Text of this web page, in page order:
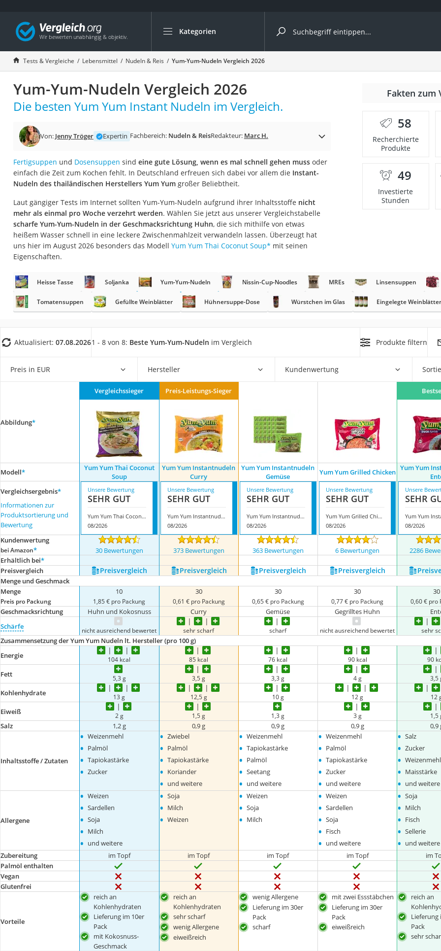
Kategorien
Die beliebtesten Vergleiche nach Kategorie
Lebensmittel
Schwarzkümmelöl
Knäckebrot
Schwarzkümmelöl-Kapseln
Eiklar
Balsamico-Essig
Schwarzkümmelöl bio
Honig
Gemüsebrühe
Eiskaffee-Pulver
Grapefruitkernextrakt
Matcha-Set
Sojasauce
Trüffelöl
Müsli ohne Zuckerzusatz
Service
Tests & Vergleiche Lebensmittel Nudeln & Reis Yum-Yum-Nudeln Vergleich 2026
Yum-Yum-Nudeln Vergleich 2026
Die besten Yum Yum Instant Nudeln im Vergleich.
Von: Jenny Tröger Expertin Fachbereich: Nudeln & ReisRedakteur: Marc H.
Fertigsuppen und Dosensuppen sind eine gute Lösung, wenn es mal schnell gehen mussoder
einfach die Zeit zum Kochen fehlt. In Deutschland erfreuen sich dabei vor allem die Instant-
Nudeln des thailändischen Herstellers Yum Yumgroßer Beliebtheit.
Laut gängiger Tests im Internet sollten Yum-Yum-Nudeln aufgrund ihrer Inhaltsstoffe nicht
mehr als einmal pro Woche verzehrt werden. Wählen Sie jetzt aus unserer Vergleichstabelle
scharfe Yum-Yum-Nudeln in der Geschmacksrichtung Huhn, die sich mithilfe von etwas
heißem Wasser schnell in eine leckere Zwischenmahlzeit verwandeln lassen. Überzeugt hat
uns hier im August 2026 besonders das Modell Yum Yum Thai Coconut Soup* mit seinen
Eigenschaften.
Fakten zum
58
Recherchierte
Produkte
49
Investierte
Stunden
Heisse Tasse Soljanka Yum-Yum-Nudeln Nissin-Cup-Noodles MREs Linsensuppen
Tomatensuppen Gefüllte Weinblätter Hühnersuppe-Dose Würstchen im Glas Eingelegte Weinblätter
Aktualisiert: 07.08.20261 - 8 von 8: Beste Yum-Yum-Nudeln im Vergleich Produkte filtern
Preis in EUR Hersteller Kundenwertung
Abbildung*
Vergleichssieger Preis-Leistungs-Sieger
Modell*
Yum Yum Thai Coconut
Soup
Yum Yum Instantnudeln
Curry
Yum Yum Instantnudeln
Gemüse
Yum Yum Grilled Chicken Yum Yum
Vergleichsergebnis*
Informationen zur
Produktsortierung und
Bewertung
Unsere Bewertung
SEHR GUT
Yum Yum Thai Coconut Soup
08/2026
Unsere Bewertung
SEHR GUT
Yum Yum Instantnudeln Curry
08/2026
Unsere Bewertung
SEHR GUT
Yum Yum Instantnudeln Gemüse
08/2026
Unsere Bewertung
SEHR GUT
Yum Yum Grilled Chicken
08/2026
Unsere
SEHR
08/2026
Kundenwertung
bei Amazon* 30 Bewertungen 373 Bewertungen 363 Bewertungen 6 Bewertungen 2286
Erhältlich bei*
Preis­vergleich
Preis­vergleich Preis­vergleich Preis­vergleich Preis­vergleich
Menge und Geschmack
Menge
Preis pro Packung
10
1,85 € pro Packung
30
0,61 € pro Packung
30
0,65 € pro Packung
30
0,77 € pro Packung
30
0,60 € pro
Geschmacksrichtung Huhn und Kokosnuss Curry Gemüse Gegrilltes Huhn
Schärfe
nicht ausreichend bewertet sehr scharf scharf nicht ausreichend bewertet sehr
Zusammensetzung der Yum Yum Nudeln lt. Hersteller (pro 100 g)
Energie
104 kcal 85 kcal 76 kcal 90 kcal 90
Fett 5,3 g 3,5 g 3,3 g 4 g 3,5
Kohlenhydrate 13 g 12,5 g 10 g 12 g 12
Eiweiß 2 g 1,5 g 1,3 g 3 g 1,5
Salz 1,2 g 0,9 g 0,9 g 0,9 g 0,9
Inhaltsstoffe / Zutaten
• Weizenmehl
• Palmöl
• Tapiokastärke
• Zucker
• Zwiebel
• Palmöl
• Tapiokastärke
• Koriander
• und weitere
• Weizenmehl
• Tapiokastärke
• Palmöl
• Seetang
• und weitere
• Weizenmehl
• Palmöl
• Tapiokastärke
• Zucker
• und weitere
• Salz
• Zucker
• Weizenmehl
• Maisstärke
• und weitere
Allergene
• Weizen
• Sardellen
• Soja
• Milch
• und weitere
• Soja
• Milch
• Weizen
• Weizen
• Soja
• Milch
• Weizen
• Sardellen
• Soja
• Fisch
• und weitere
• Soja
• Milch
• Fisch
• Sellerie
• und weitere
Zubereitung
im Topf im Topf im Topf im Topf im
Palmöl enthalten
Vegan
Glutenfrei
Vorteile
reich an
Kohlenhydraten
Lieferung im 10er
Pack
mit Kokosnuss-
Geschmack
reich an
Kohlenhydraten
sehr scharf
wenig Allergene
eiweißreich
wenig Allergene
Lieferung im 30er
Pack
scharf
mit zwei Essstäbchen
Lieferung im 30er
Pack
eiweißreich
reich an
Lieferung
Pack
sehr